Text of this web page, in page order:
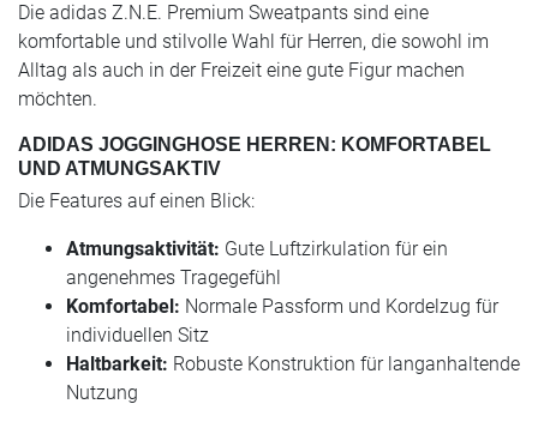
Die adidas Z.N.E. Premium Sweatpants sind eine
komfortable und stilvolle Wahl für Herren, die sowohl im
Alltag als auch in der Freizeit eine gute Figur machen
möchten.
ADIDAS JOGGINGHOSE HERREN: KOMFORTABEL
UND ATMUNGSAKTIV
Die Features auf einen Blick:
Atmungsaktivität: Gute Luftzirkulation für ein
angenehmes Tragegefühl
Komfortabel: Normale Passform und Kordelzug für
individuellen Sitz
Haltbarkeit: Robuste Konstruktion für langanhaltende
Nutzung